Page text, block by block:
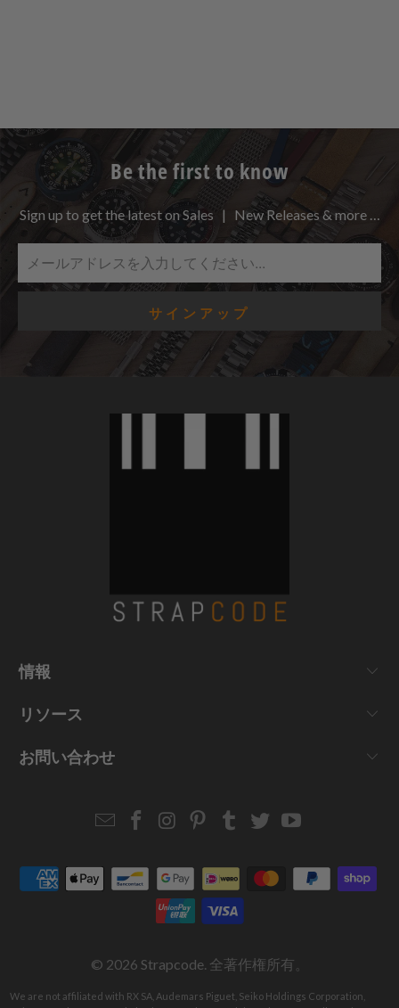
Be the first to know
Sign up to get the latest on Sales | New Releases & more …
情報
リソース
お問い合わせ
EmailStrapcode
Facebook
Strapcode
Instagram
Strapcode
Pinterest
Strapcode
Tumblr
Strapcode
TwitterYouTube
© 2026 Strapcode. 全著作権所有。
We are not affiliated with RX SA, Audemars Piguet, Seiko Holdings Corporation,